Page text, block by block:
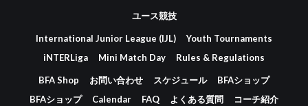
ユース競技
International Junior League (IJL)
Youth Tournaments
iNTERLiga
Mini Match Day Rules & Regulations
BFA Shop お問い合わせ スケジュール
BFAショップ
BFAショップ
Calendar FAQ よくある質問
コーチ紹介